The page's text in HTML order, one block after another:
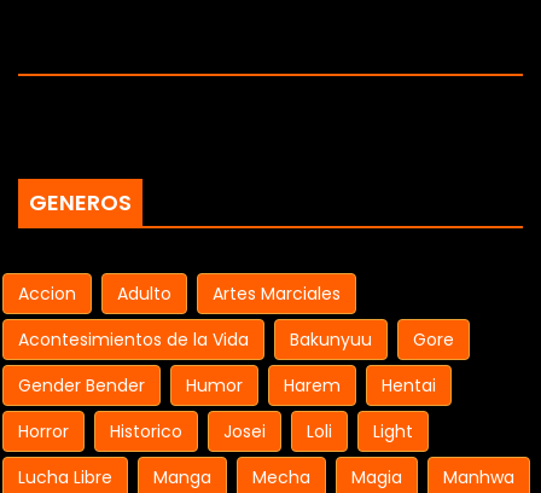
GENEROS
Accion Adulto
Artes Marciales
Acontesimientos de la Vida
Bakunyuu
Gore
Gender Bender
Humor Harem
Hentai
Horror
Historico Josei Loli
Light
Lucha Libre
Manga Mecha Magia
Manhwa